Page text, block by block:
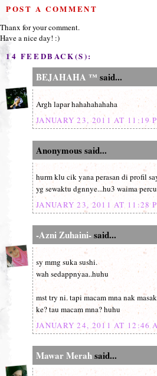
POST A COMMENT
Thanx for your comment.
Have a nice day! :)
14 FEEDBACK(S):
BEJAHAHA ™ said...
Argh lapar hahahahahaha
JANUARY 23, 2011 AT 11:19
Anonymous said...
hurm klu cik yana perasan di profil
yg sewaktu dgnnye...hu3 waima
JANUARY 23, 2011 AT 11:28
-Azni Zuhaini-said...
sy mmg suka sushi.
wah sedappnyaa..huhu
mst try ni. tapi macam mna nak
ke? tau macam mna? huhu
JANUARY 24, 2011 AT 12:46
Mawar Merahsaid...